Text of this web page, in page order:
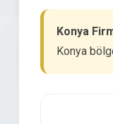
Konya
Konya